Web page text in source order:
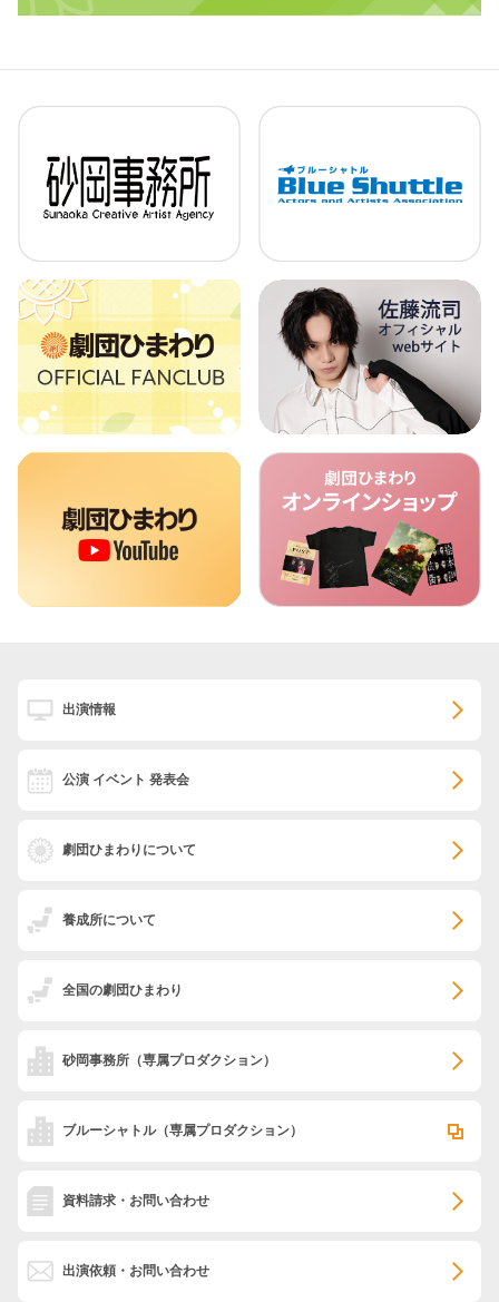
出演情報
公演 イベント 発表会
劇団ひまわりについて
養成所について
全国の劇団ひまわり
砂岡事務所 （専属プロダクション）
ブルーシャトル（専属プロダクション）
資料請求・お問い合わせ
出演依頼・お問い合わせ